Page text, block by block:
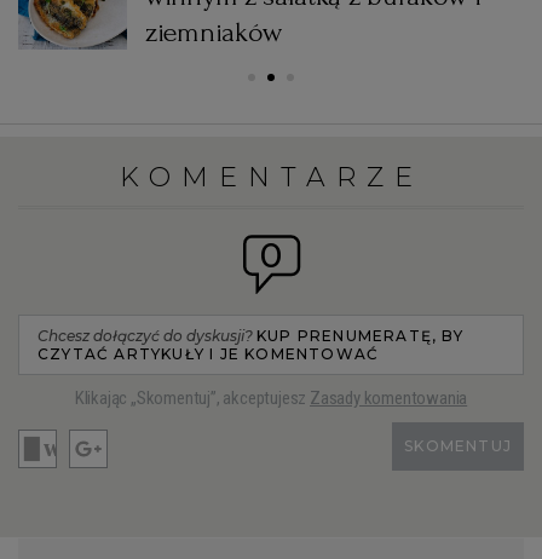
ziemniaków
KOMENTARZE
0
Chcesz dołączyć do dyskusji? KUP PRENUMERATĘ, BY
CZYTAĆ ARTYKUŁY I JE KOMENTOWAĆ
Klikając „Skomentuj”, akceptujesz Zasady komentowania
SKOMENTUJ